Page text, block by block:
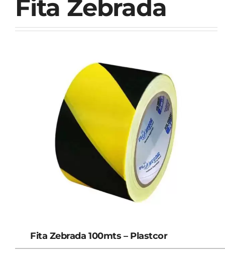
Fita Zebrada
Fita Zebrada 100mts – Plastcor